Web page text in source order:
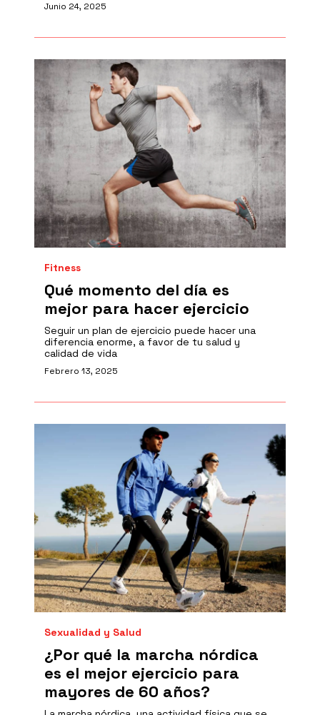
Junio 24, 2025
Fitness
Qué momento del día es
mejor para hacer ejercicio
Seguir un plan de ejercicio puede hacer una
diferencia enorme, a favor de tu salud y
calidad de vida
Febrero 13, 2025
Sexualidad y Salud
¿Por qué la marcha nórdica
es el mejor ejercicio para
mayores de 60 años?